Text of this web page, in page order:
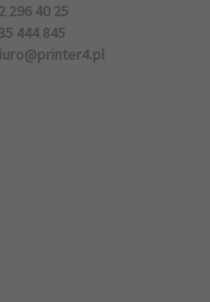
296 40 25
444 845